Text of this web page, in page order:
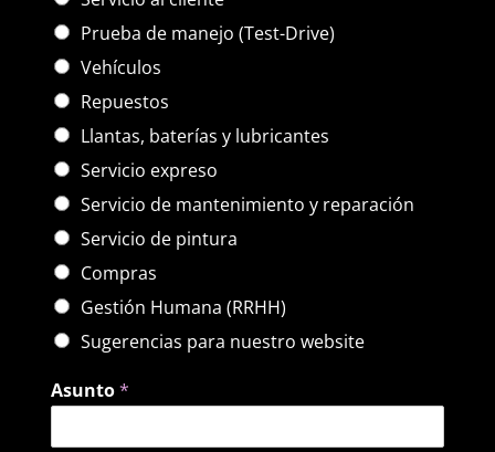
Prueba de manejo (Test-Drive)
Vehículos
Repuestos
Llantas, baterías y lubricantes
Servicio expreso
Servicio de mantenimiento y reparación
Servicio de pintura
Compras
Gestión Humana (RRHH)
Sugerencias para nuestro website
Asunto*